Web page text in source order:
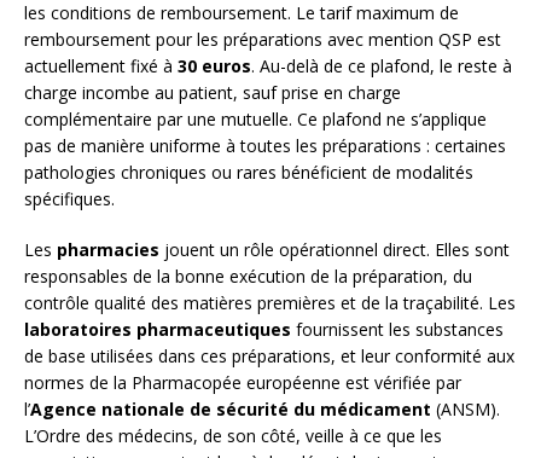
les conditions de remboursement. Le tarif maximum de
remboursement pour les préparations avec mention QSP est
actuellement fixé à 30 euros. Au-delà de ce plafond, le reste à
charge incombe au patient, sauf prise en charge
complémentaire par une mutuelle. Ce plafond ne s’applique
pas de manière uniforme à toutes les préparations : certaines
pathologies chroniques ou rares bénéficient de modalités
spécifiques.
Les pharmacies jouent un rôle opérationnel direct. Elles sont
responsables de la bonne exécution de la préparation, du
contrôle qualité des matières premières et de la traçabilité. Les
laboratoires pharmaceutiques fournissent les substances
de base utilisées dans ces préparations, et leur conformité aux
normes de la Pharmacopée européenne est vérifiée par
l’Agence nationale de sécurité du médicament (ANSM).
L’Ordre des médecins, de son côté, veille à ce que les